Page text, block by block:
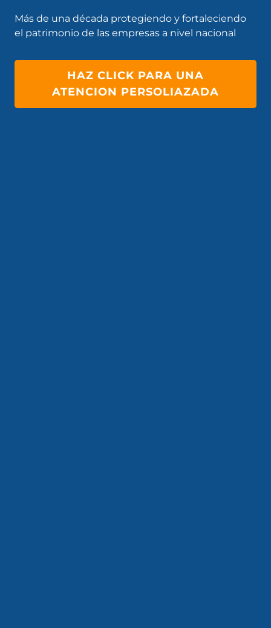
Más de una década protegiendo y fortaleciendo
el patrimonio de las empresas a nivel nacional
HAZ CLICK PARA UNA
ATENCION PERSOLIAZADA